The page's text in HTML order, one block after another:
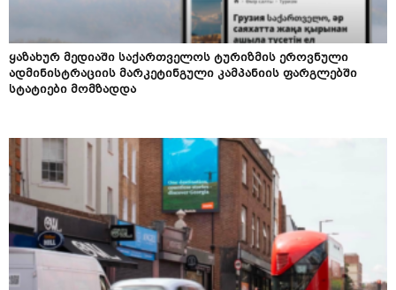
ყაზახურ მედიაში საქართველოს ტურიზმის ეროვნული
ადმინისტრაციის მარკეტინგული კამპანიის ფარგლებში
სტატიები მომზადდა